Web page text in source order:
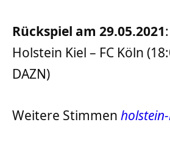
Rückspiel am 29.05.2021:
Holstein Kiel – FC Köln
DAZN)
Weitere Stimmen